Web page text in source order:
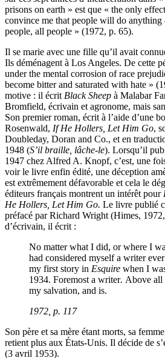
prisons on earth » est que « the only
convince me that people will do
people, all people » (1972, p. 65).
Il se marie avec une fille qu’il avait
Ils déménagent à Los Angeles. De cette
under the mental corrosion of race
become bitter and saturated with hate »
motive : il écrit Black Sheep à Malabar
Bromfield, écrivain et agronome, mais
Son premier roman, écrit à l’aide d’une
Rosenwald, If He Hollers, Let Him Go,
Doubleday, Doran and Co., et en
1948 (S’il braille, lâche-le). Lorsqu’il
1947 chez Alfred A. Knopf, c’est, une
voir le livre enfin édité, une déception
est extrêmement défavorable et cela le
éditeurs français montrent un intérêt pour
He Hollers, Let Him Go. Le livre publié
préfacé par Richard Wright (Himes,
d’écrivain, il écrit :
No matter what I did, or where I
had considered myself a writer
my first story in Esquire when I
1934. Foremost a writer. Above all
my salvation, and is.
1972, p. 117
Son père et sa mère étant morts, sa
retient plus aux États-Unis. Il décide de
(3 avril 1953).